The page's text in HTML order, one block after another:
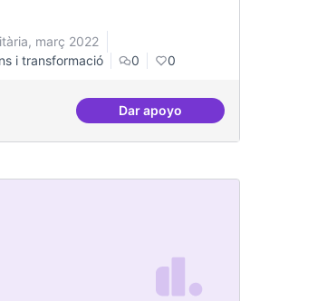
in Toronto
març 2022
i transformació
0 0
Dar apoyoOci per a la gent jove